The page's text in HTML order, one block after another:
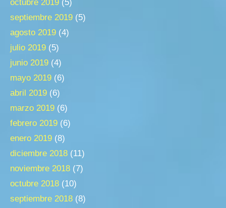
octubre 2019 (5)
septiembre 2019 (5)
agosto 2019 (4)
julio 2019 (5)
junio 2019 (4)
mayo 2019 (6)
abril 2019 (6)
marzo 2019 (6)
febrero 2019 (6)
enero 2019 (8)
diciembre 2018 (11)
noviembre 2018 (7)
octubre 2018 (10)
septiembre 2018 (8)